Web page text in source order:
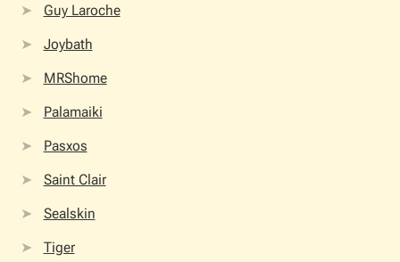
Guy Laroche
Joybath
MRShome
Palamaiki
Pasxos
Saint Clair
Sealskin
Tiger